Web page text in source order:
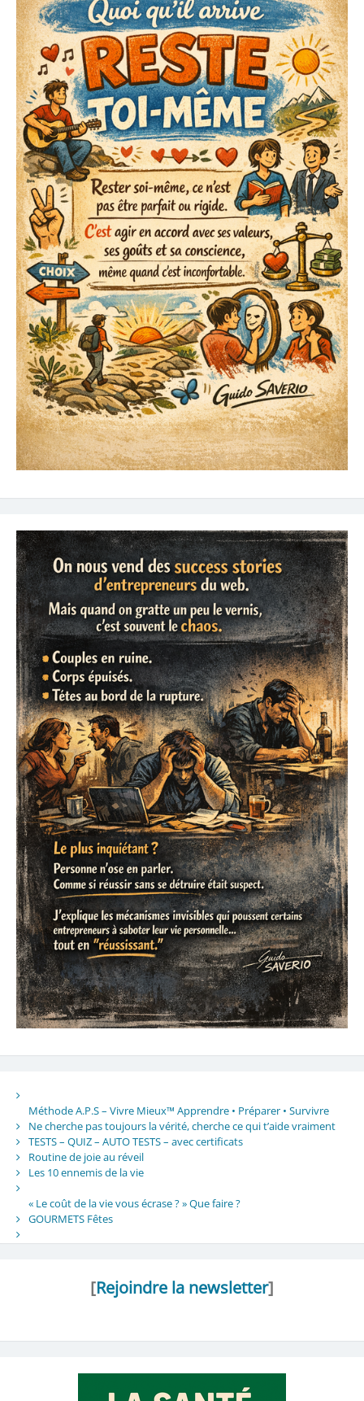
Méthode A.P.S – Vivre Mieux™ Apprendre • Préparer • Survivre
Ne cherche pas toujours la vérité, cherche ce qui t’aide vraiment
TESTS – QUIZ – AUTO TESTS – avec certificats
Routine de joie au réveil
Les 10 ennemis de la vie
« Le coût de la vie vous écrase ? » Que faire ?
GOURMETS Fêtes
[Rejoindre la newsletter]